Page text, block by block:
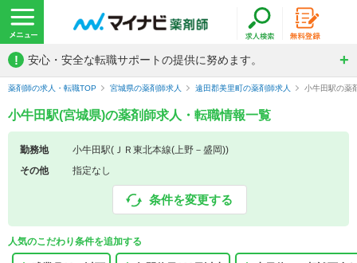
! 安心・安全な転職サポートの提供に努めます。
薬剤師の求人・転職TOP 宮城県の薬剤師求人 遠田郡美里町の薬剤師求人 小牛田駅の薬
小牛田駅(宮城県)の薬剤師求人・転職情報一覧
勤務地
小牛田駅(ＪＲ東北本線(上野－盛岡))
その他
指定なし
条件を変更する
人気のこだわり条件を追加する